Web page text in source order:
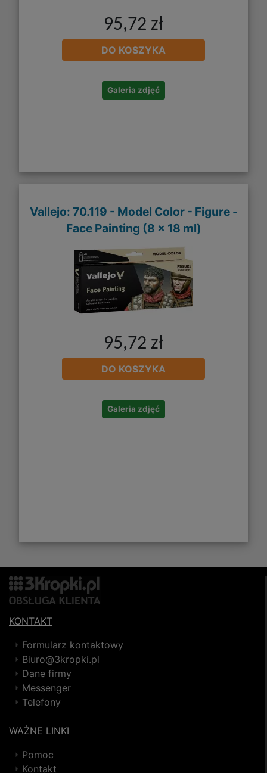
95,72 zł
DO KOSZYKA
Galeria zdjęć
Vallejo: 70.119 - Model Color - Figure -
Face Painting (8 x 18 ml)
95,72 zł
DO KOSZYKA
Galeria zdjęć
KONTAKT
Formularz kontaktowy
Biuro@3kropki.pl
Dane firmy
Messenger
Telefony
WAŻNE LINKI
Pomoc
Kontakt